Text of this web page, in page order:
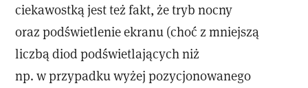
ciekawostką jest też fakt, że tryb nocny
oraz podświetlenie ekranu (choć z mniejszą
liczbą diod podświetlających niż
np. w przypadku wyżej pozycjonowanego